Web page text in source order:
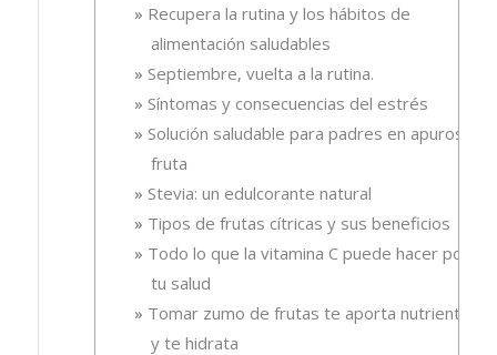
Recupera la rutina y los hábitos de
alimentación saludables
Septiembre, vuelta a la rutina.
Síntomas y consecuencias del estrés
Solución saludable para padres en apuros, la
fruta
Stevia: un edulcorante natural
Tipos de frutas cítricas y sus beneficios
Todo lo que la vitamina C puede hacer por
tu salud
Tomar zumo de frutas te aporta nutrientes
y te hidrata